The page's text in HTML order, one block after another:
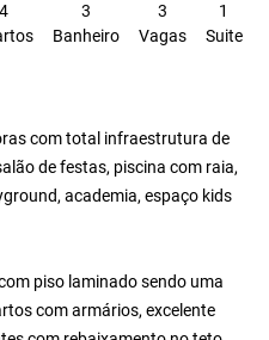
4
3
Banheiro
3
Vagas
1
Suite
com total infraestrutura de
de festas, piscina com raia,
academia, espaço kids
piso laminado sendo uma
com armários, excelente